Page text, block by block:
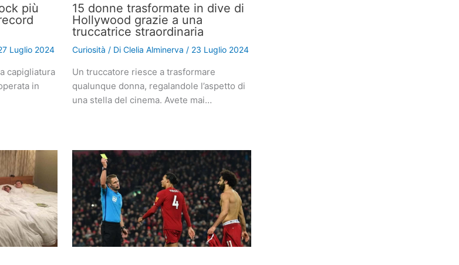
più
Luglio 2024
capigliatura
in
15 donne trasformate in dive di
Hollywood grazie a una
truccatrice straordinaria
Curiosità / Di Clelia Alminerva / 23 Luglio 2024
Un truccatore riesce a trasformare
qualunque donna, regalandole l’aspetto di
una stella del cinema. Avete mai…